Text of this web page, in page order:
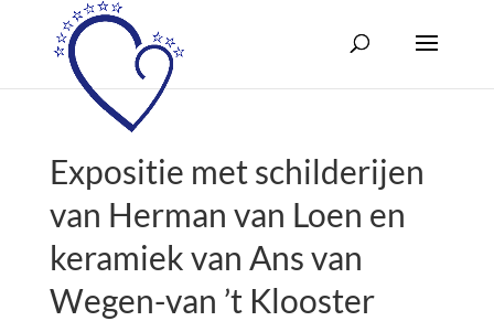
Expositie met schilderijen
van Herman van Loen en
keramiek van Ans van
Wegen-van ’t Klooster